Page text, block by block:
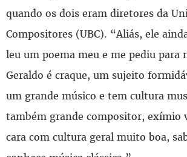
quando os dois eram diretores da
Compositores (UBC). “Aliás, ele
leu um poema meu e me pediu para
Geraldo é craque, um sujeito
um grande músico e tem cultura
também grande compositor, exímio
cara com cultura geral muito boa,